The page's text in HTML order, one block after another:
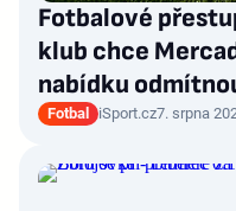
Fotbalové
klub chce
nabídku
Fotbal iSport.cz7. srpna